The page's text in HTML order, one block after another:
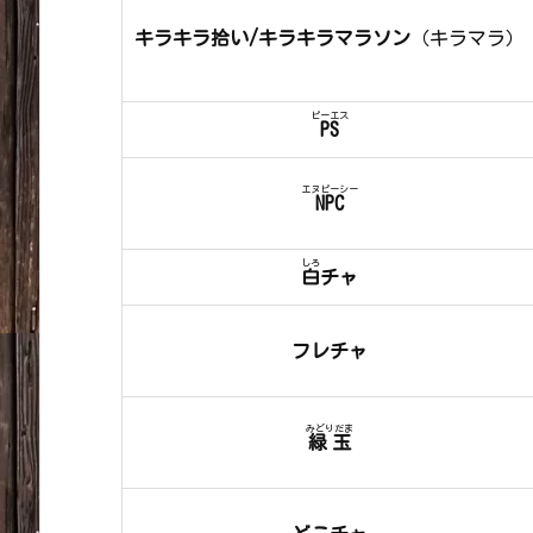
キラキラ拾い/キラキラマラソン （キラマラ）
PS
ピーエス
NPC
エヌピーシー
白
しろ
チャ
フレチャ
緑玉
みどりだま